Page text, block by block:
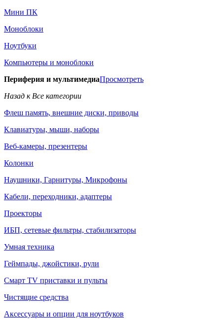
Мини ПК
Моноблоки
Ноутбуки
Компьютеры и моноблоки
Периферия и мультимедиаПросмотреть
Назад к Все категории
Флеш память, внешние диски, приводы
Клавиатуры, мыши, наборы
Веб-камеры, презентеры
Колонки
Наушники, Гарнитуры, Микрофоны
Кабели, переходники, адаптеры
Проекторы
ИБП, сетевые фильтры, стабилизаторы
Умная техника
Геймпады, джойстики, рули
Смарт TV приставки и пульты
Чистящие средства
Аксессуары и опции для ноутбуков